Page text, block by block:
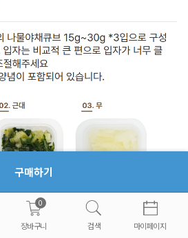
구매하기
장바구니
0
검색 마이페이지